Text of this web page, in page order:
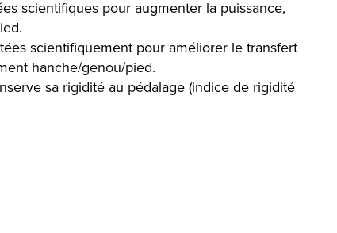
scientifiques pour augmenter la puissance,
scientifiquement pour améliorer le transfert
hanche/genou/pied.
sa rigidité au pédalage (indice de rigidité